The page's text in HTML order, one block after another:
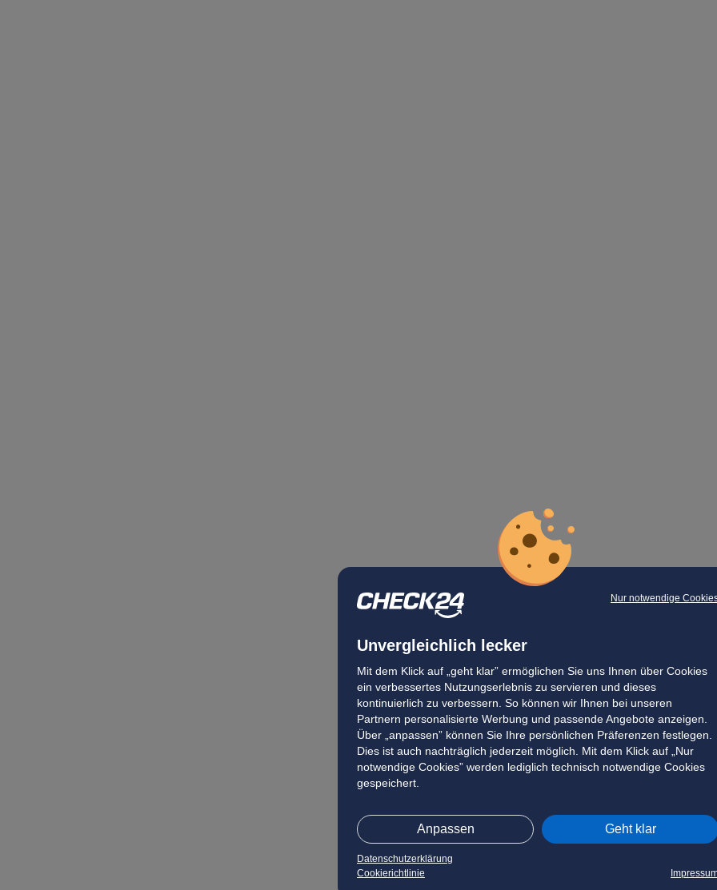
Nur notwendige
Unvergleichlich lecker
Mit dem Klick auf „geht klar” ermöglichen Sie uns Ihnen über Cookies
ein verbessertes Nutzungserlebnis zu servieren und dieses
kontinuierlich zu verbessern. So können wir Ihnen bei unseren
Partnern personalisierte Werbung und passende Angebote anzeigen.
Über „anpassen” können Sie Ihre persönlichen Präferenzen festlegen.
Dies ist auch nachträglich jederzeit möglich. Mit dem Klick auf „Nur
notwendige Cookies” werden lediglich technisch notwendige Cookies
gespeichert.
Anpassen Geht klar
Datenschutzerklärung
Cookierichtlinie